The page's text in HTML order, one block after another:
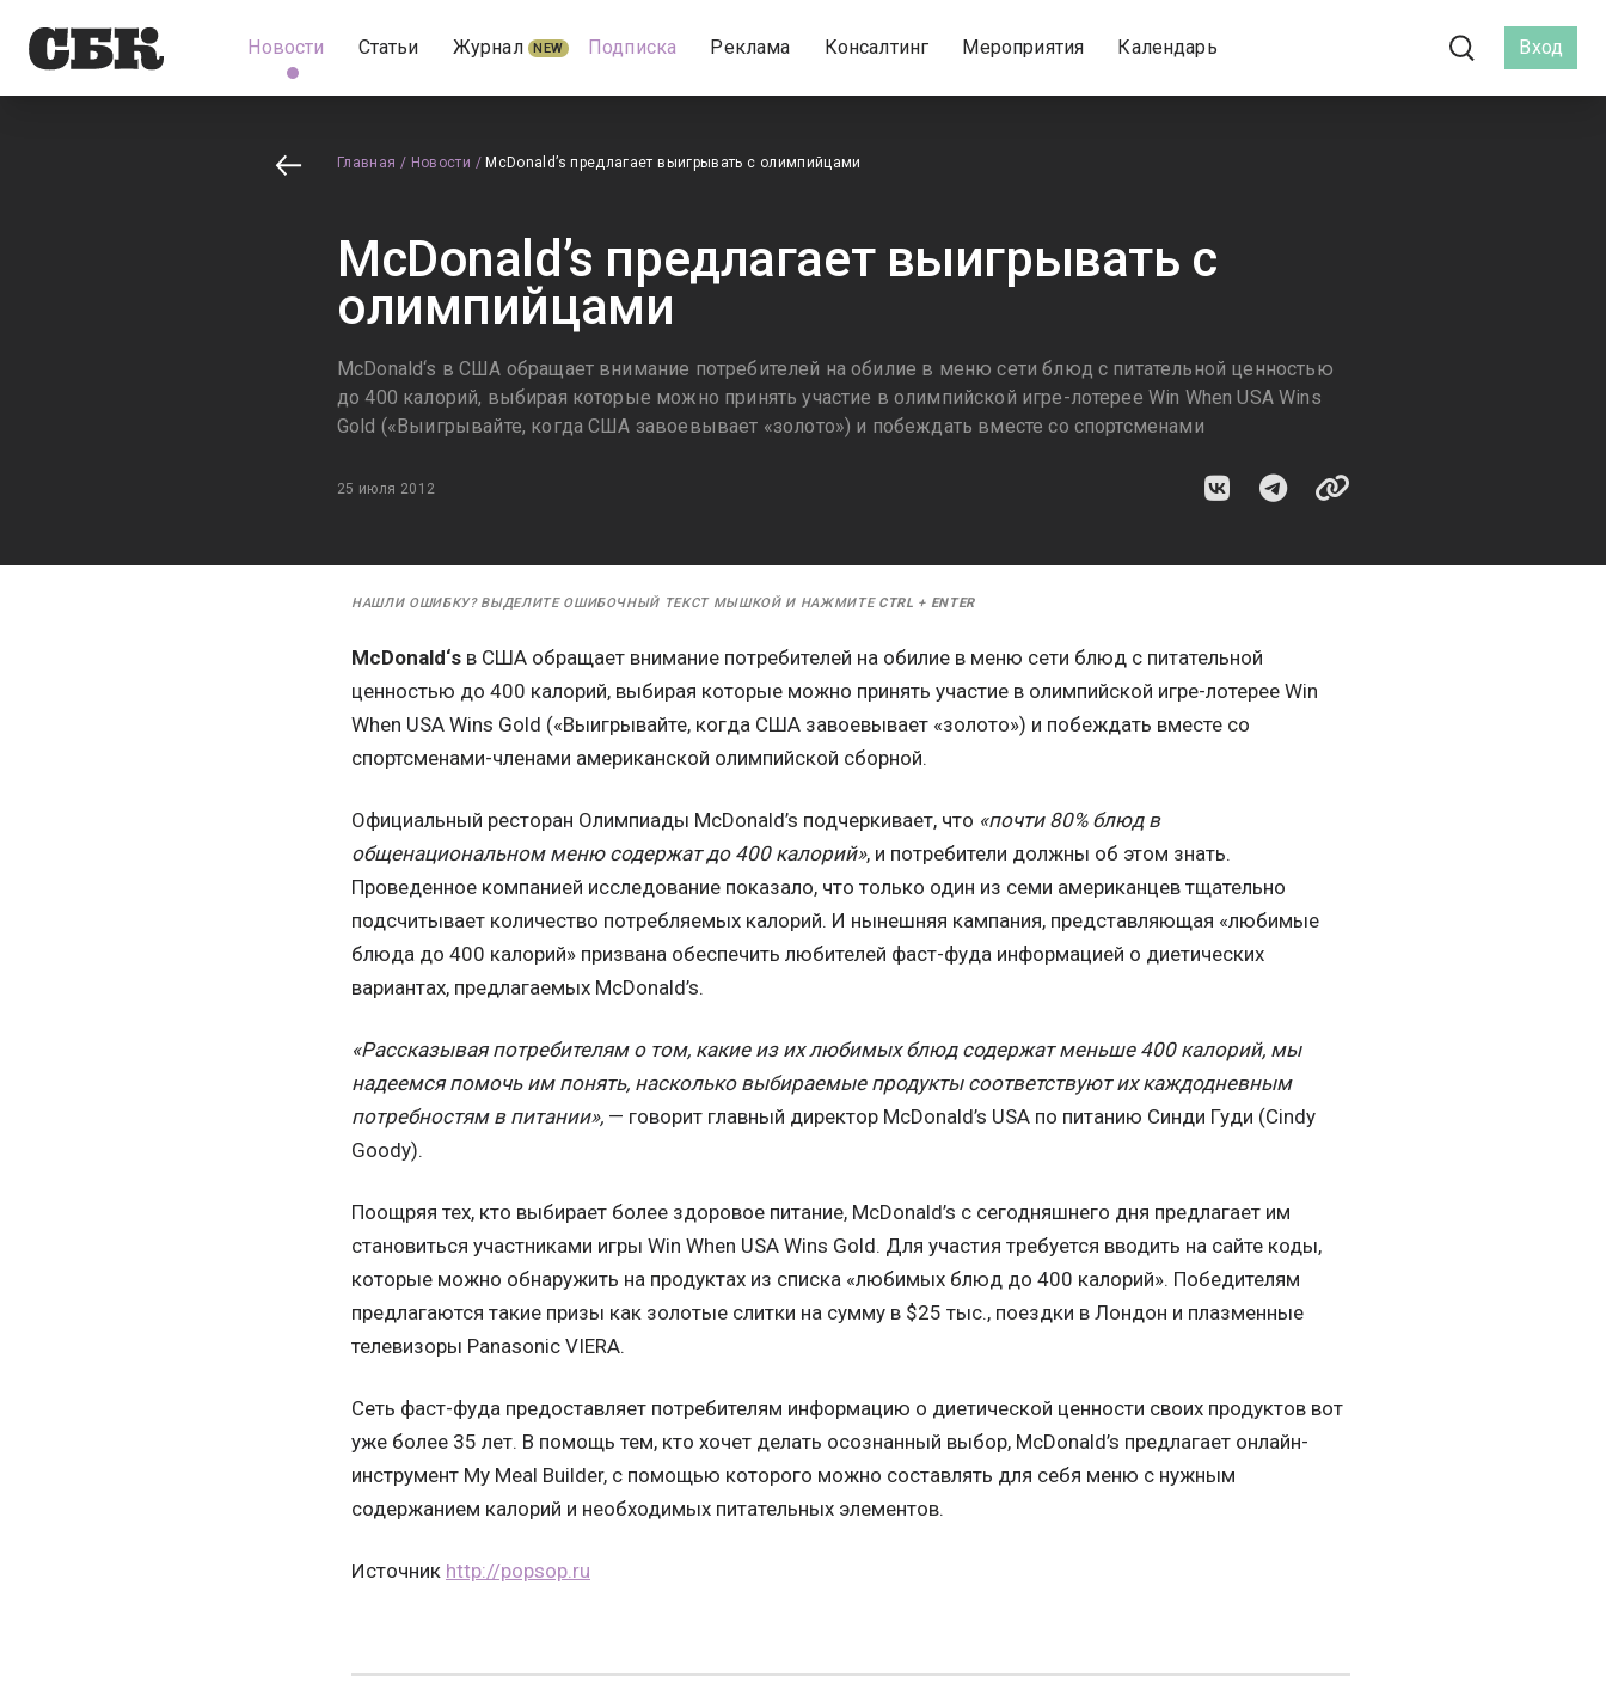
Новости Статьи Журнал NEW Подписка Реклама Консалтинг Мероприятия Календарь Вход
Главная / Новости / McDonald’s предлагает выигрывать с олимпийцами
McDonald’s предлагает выигрывать с
олимпийцами
McDonald‘s в США обращает внимание потребителей на обилие в меню сети блюд с питательной ценностью
до 400 калорий, выбирая которые можно принять участие в олимпийской игре-лотерее Win When USA Wins
Gold («Выигрывайте, когда США завоевывает «золото») и побеждать вместе со спортсменами
25 июля 2012
НАШЛИ ОШИБКУ? ВЫДЕЛИТЕ ОШИБОЧНЫЙ ТЕКСТ МЫШКОЙ И НАЖМИТЕ CTRL + ENTER
McDonald‘s в США обращает внимание потребителей на обилие в меню сети блюд с питательной
ценностью до 400 калорий, выбирая которые можно принять участие в олимпийской игре-лотерее Win
When USA Wins Gold («Выигрывайте, когда США завоевывает «золото») и побеждать вместе со
спортсменами-членами американской олимпийской сборной.
Официальный ресторан Олимпиады McDonald’s подчеркивает, что «почти 80% блюд в
общенациональном меню содержат до 400 калорий», и потребители должны об этом знать.
Проведенное компанией исследование показало, что только один из семи американцев тщательно
подсчитывает количество потребляемых калорий. И нынешняя кампания, представляющая «любимые
блюда до 400 калорий» призвана обеспечить любителей фаст-фуда информацией о диетических
вариантах, предлагаемых McDonald’s.
«Рассказывая потребителям о том, какие из их любимых блюд содержат меньше 400 калорий, мы
надеемся помочь им понять, насколько выбираемые продукты соответствуют их каждодневным
потребностям в питании», — говорит главный директор McDonald’s USA по питанию Синди Гуди (Cindy
Goody).
Поощряя тех, кто выбирает более здоровое питание, McDonald’s с сегодняшнего дня предлагает им
становиться участниками игры Win When USA Wins Gold. Для участия требуется вводить на сайте коды,
которые можно обнаружить на продуктах из списка «любимых блюд до 400 калорий». Победителям
предлагаются такие призы как золотые слитки на сумму в $25 тыс., поездки в Лондон и плазменные
телевизоры Panasonic VIERA.
Сеть фаст-фуда предоставляет потребителям информацию о диетической ценности своих продуктов вот
уже более 35 лет. В помощь тем, кто хочет делать осознанный выбор, McDonald’s предлагает онлайн-
инструмент My Meal Builder, с помощью которого можно составлять для себя меню с нужным
содержанием калорий и необходимых питательных элементов.
Источник http://popsop.ru